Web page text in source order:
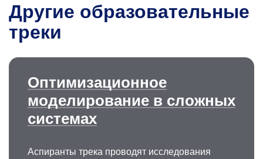
Другие образовательные
треки
Оптимизационное
моделирование в сложных
системах
Аспиранты трека проводят исследования